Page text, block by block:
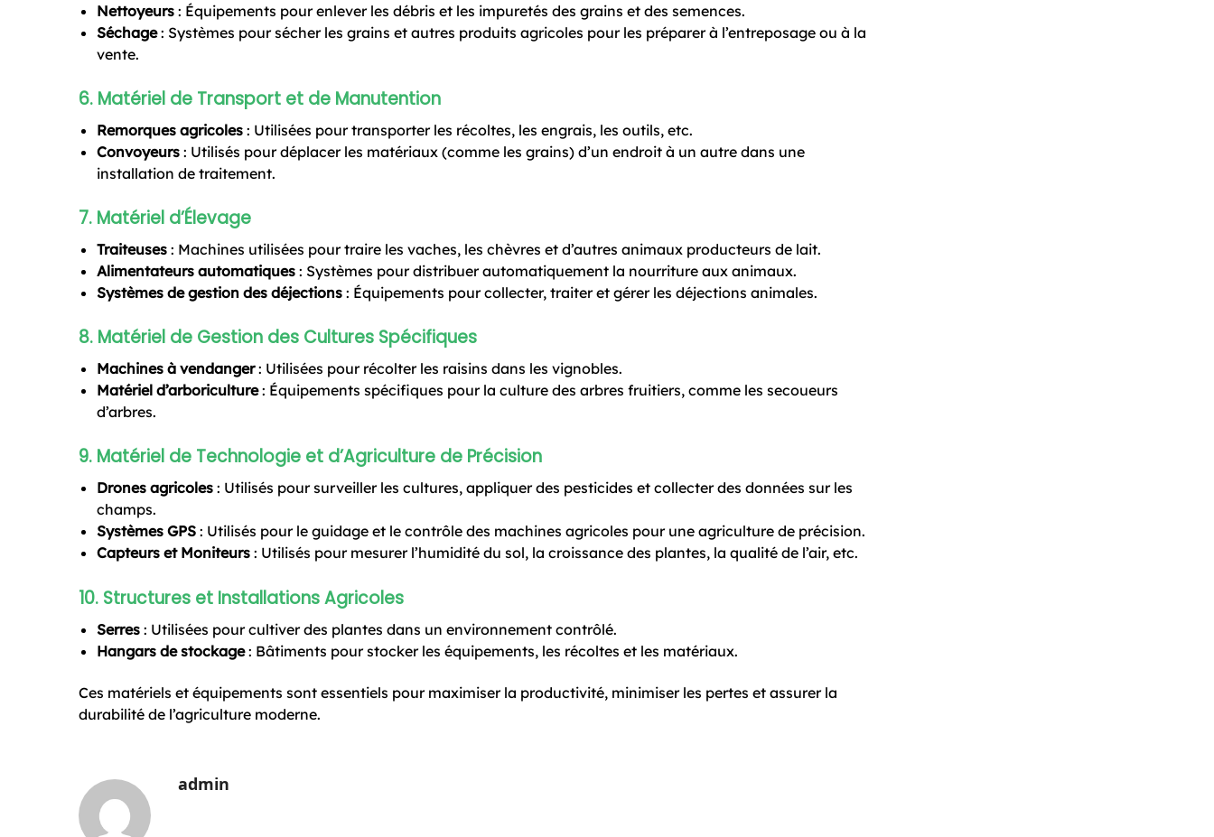
Nettoyeurs : Équipements pour enlever les débris et les impuretés des grains et des semences.
Séchage: Systèmes pour sécher les grains et autres produits agricoles pour les préparer à l’entreposage ou à la
vente.
6. Matériel de Transport et de Manutention
Remorques agricoles : Utilisées pour transporter les récoltes, les engrais, les outils, etc.
Convoyeurs : Utilisés pour déplacer les matériaux (comme les grains) d’un endroit à un autre dans une
installation de traitement.
7. Matériel d’Élevage
Traiteuses : Machines utilisées pour traire les vaches, les chèvres et d’autres animaux producteurs de lait.
Alimentateurs automatiques : Systèmes pour distribuer automatiquement la nourriture aux animaux.
Systèmes de gestion des déjections : Équipements pour collecter, traiter et gérer les déjections animales.
8. Matériel de Gestion des Cultures Spécifiques
Machines à vendanger: Utilisées pour récolter les raisins dans les vignobles.
Matériel d’arboriculture: Équipements spécifiques pour la culture des arbres fruitiers, comme les secoueurs
d’arbres.
9. Matériel de Technologie et d’Agriculture de Précision
Drones agricoles : Utilisés pour surveiller les cultures, appliquer des pesticides et collecter des données sur les
champs.
Systèmes GPS : Utilisés pour le guidage et le contrôle des machines agricoles pour une agriculture de précision.
Capteurs et Moniteurs : Utilisés pour mesurer l’humidité du sol, la croissance des plantes, la qualité de l’air, etc.
10. Structures et Installations Agricoles
Serres : Utilisées pour cultiver des plantes dans un environnement contrôlé.
Hangars de stockage: Bâtiments pour stocker les équipements, les récoltes et les matériaux.
Ces matériels et équipements sont essentiels pour maximiser la productivité, minimiser les pertes et assurer la
durabilité de l’agriculture moderne.
admin